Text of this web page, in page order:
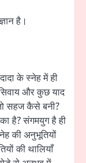
है।
के स्नेह में ही
और कुछ याद
सहज कैसे बनी?
है? संगमयुग है ही
की अनुभूतियों
की थालियाँ